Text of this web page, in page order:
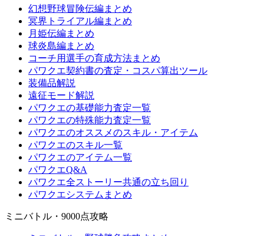
幻想野球冒険伝編まとめ
冥界トライアル編まとめ
月姫伝編まとめ
球炎島編まとめ
コーチ用選手の育成方法まとめ
パワクエ契約書の査定・コスパ算出ツール
装備品解説
遠征モード解説
パワクエの基礎能力査定一覧
パワクエの特殊能力査定一覧
パワクエのオススメのスキル・アイテム
パワクエのスキル一覧
パワクエのアイテム一覧
パワクエQ&A
パワクエ全ストーリー共通の立ち回り
パワクエシステムまとめ
ミニバトル・9000点攻略